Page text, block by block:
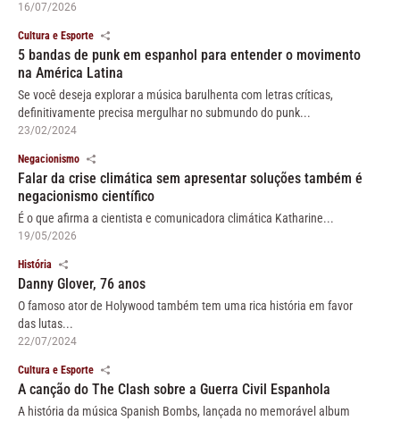
16/07/2026
Cultura e Esporte
5 bandas de punk em espanhol para entender o movimento
na América Latina
Se você deseja explorar a música barulhenta com letras críticas,
definitivamente precisa mergulhar no submundo do punk...
23/02/2024
Negacionismo
Falar da crise climática sem apresentar soluções também é
negacionismo científico
É o que afirma a cientista e comunicadora climática Katharine...
19/05/2026
História
Danny Glover, 76 anos
O famoso ator de Holywood também tem uma rica história em favor
das lutas...
22/07/2024
Cultura e Esporte
A canção do The Clash sobre a Guerra Civil Espanhola
A história da música Spanish Bombs, lançada no memorável album